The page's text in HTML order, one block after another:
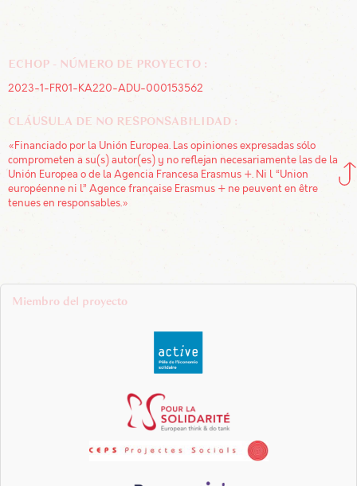
ECHOP - NÚMERO DE PROYECTO :
2023-1-FR01-KA220-ADU-000153562
CLÁUSULA DE NO RESPONSABILIDAD :
«Financiado por la Unión Europea. Las opiniones expresadas sólo
comprometen a su(s) autor(es) y no reflejan necesariamente las de la
Unión Europea o de la Agencia Francesa Erasmus +. Ni l “Union
européenne ni l” Agence française Erasmus + ne peuvent en être
tenues en responsables.»
Miembro del proyecto